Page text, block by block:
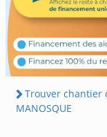
Trouver chantier
MANOSQUE